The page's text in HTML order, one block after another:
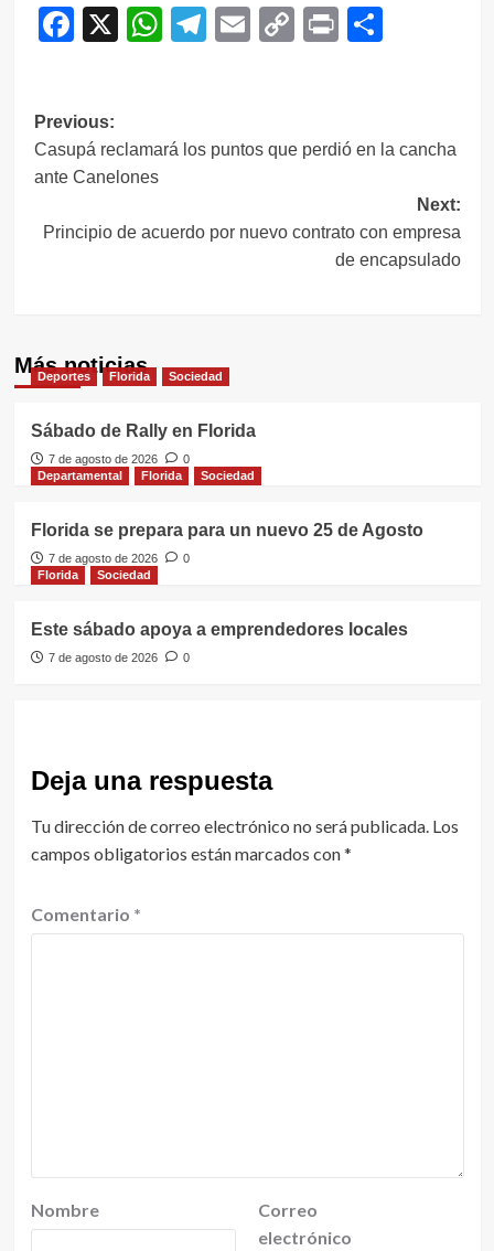
Facebook
X WhatsApp
Telegram
EmailCopy
Print
Navegación
de
Previous:
Casupá reclamará los puntos que perdió en la cancha
ante Canelones
Next:
Principio de acuerdo por nuevo contrato con empresa
de encapsulado
Más noticias
Deportes Florida Sociedad
Sábado de Rally en Florida
7 de agosto de 2026
0
Departamental
Florida Sociedad
Florida se prepara para un nuevo 25 de Agosto
7 de agosto de 2026
0
Florida
Sociedad
Este sábado apoya a emprendedores locales
7 de agosto de 2026 0
Deja una respuesta
Tu dirección de correo electrónico no será publicada. Los
campos obligatorios están marcados con*
Comentario *
Nombre
Correo
electrónico